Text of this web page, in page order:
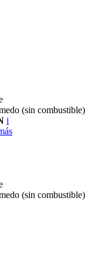
(sin combustible)
i
(sin combustible)